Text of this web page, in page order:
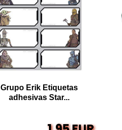
Grupo Erik Etiquetas
adhesivas Star...